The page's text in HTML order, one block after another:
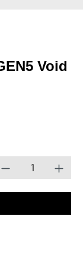
Void
Produkt